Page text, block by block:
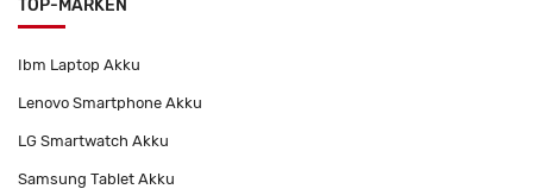
TOP-MARKEN
Ibm Laptop Akku
Lenovo Smartphone Akku
LG Smartwatch Akku
Samsung Tablet Akku